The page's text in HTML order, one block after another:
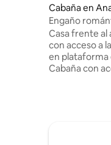
Cabaña en
Engaño
frente al agua
Casa frente al
con acceso a la playa.
en plataforma
Cabaña con
inigualables
Bay y la isla de